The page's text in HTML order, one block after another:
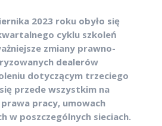
2023 roku obyło się
cyklu szkoleń
zmiany prawno-
dealerów
dotyczącym trzeciego
przede wszystkim na
pracy, umowach
w poszczególnych sieciach.